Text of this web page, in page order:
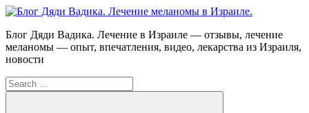
Skip
content
Блог
Дяди
Вадика.
меланомы
в
Блог Дяди Вадика. Лечение в Израиле — отзывы, лечение
меланомы — опыт, впечатления, видео, лекарства из Израиля,
новости
Search
for: